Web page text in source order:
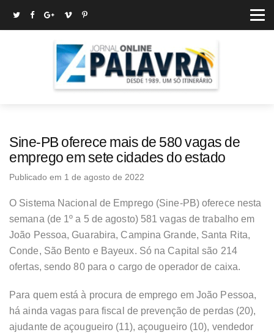
Sine-PB oferece mais de 580 vagas de
emprego em sete cidades do estado
Publicado em 1 de agosto de 2022
O Sistema Nacional de Emprego (Sine-PB) oferece nesta
semana (de 1º a 5 de agosto) 581 vagas de trabalho em
João Pessoa, Guarabira, Campina Grande, Santa Rita,
Conde, São Bento e Bayeux. Só na Capital são 214
ofertas, sendo 80 para o cargo de operador de caixa.
Para quem está à procura de emprego em João Pessoa,
há ainda vagas para fiscal de prevenção de perdas (20),
ajudante de açougueiro (11), açougueiro (10), vendedor